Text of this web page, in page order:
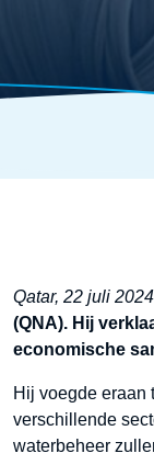
Qatar, 22 juli 2024
(QNA). Hij
economische
Hij voegde eraan
verschillende
waterbeheer